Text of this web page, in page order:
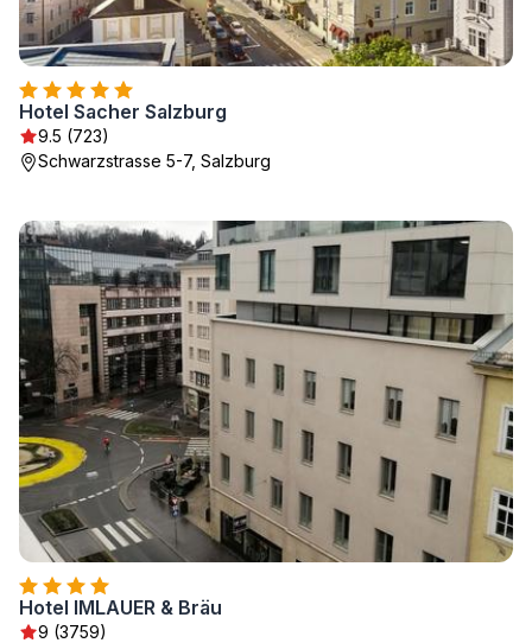
Hotel Sacher Salzburg
9.5 (723)
Schwarzstrasse 5-7, Salzburg
Hotel IMLAUER & Bräu
9 (3759)